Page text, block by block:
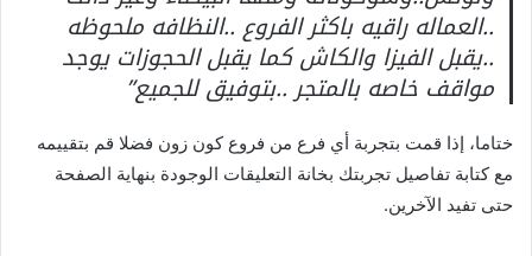
..العماله راقيه باكثر الفروع ..النظافه ملحوظه
..يقبل الفيزا والكاش كما يقبل الحجوزات يوجد
مواقف خاصه بالمتجر ..بتوفيق للجميع”
ختاما، إذا قمت بتجربة أي فرع من فروع كون زون فضلا قم بتقييمه
مع كتابة تفاصيل تجربتك بخانة التعليقات الوجودة بنهاية الصفحة
حتى تفيد الآخرين.